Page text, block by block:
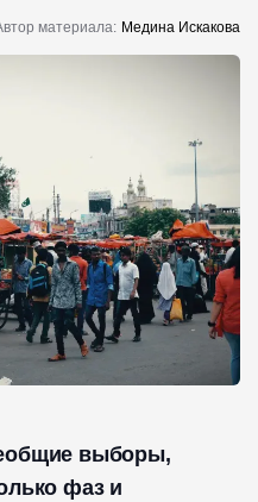
материала: Медина Искакова
выборы,
фаз и